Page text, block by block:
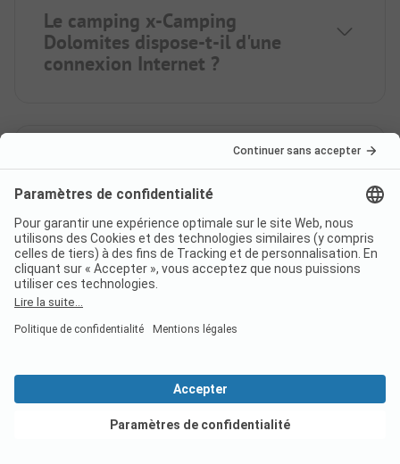
Le camping x-Camping
Dolomites dispose-t-il d'une
connexion Internet ?
Le camping x-Camping
Dolomites a-t-il été
récompensé par un label ?
personnel à la réception du
camping x-Camping Dolomites
Voir les offres